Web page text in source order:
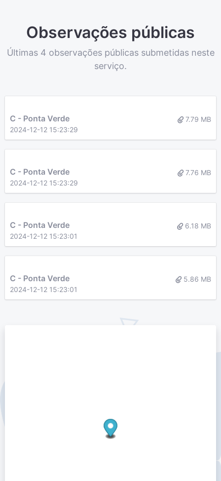
Observações públicas
Últimas 4 observações públicas submetidas neste
serviço.
C - Ponta Verde
2024-12-12 15:23:29
7.79 MB
C - Ponta Verde
2024-12-12 15:23:29
7.76 MB
C - Ponta Verde
2024-12-12 15:23:01
6.18 MB
C - Ponta Verde
2024-12-12 15:23:01
5.86 MB